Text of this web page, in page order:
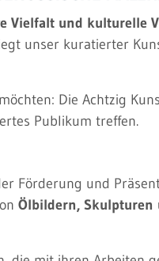
Vielfalt und kulturelle
unser kuratierter
Die Achtzig
Publikum treffen.
Förderung und
Ölbildern, Skulpturen